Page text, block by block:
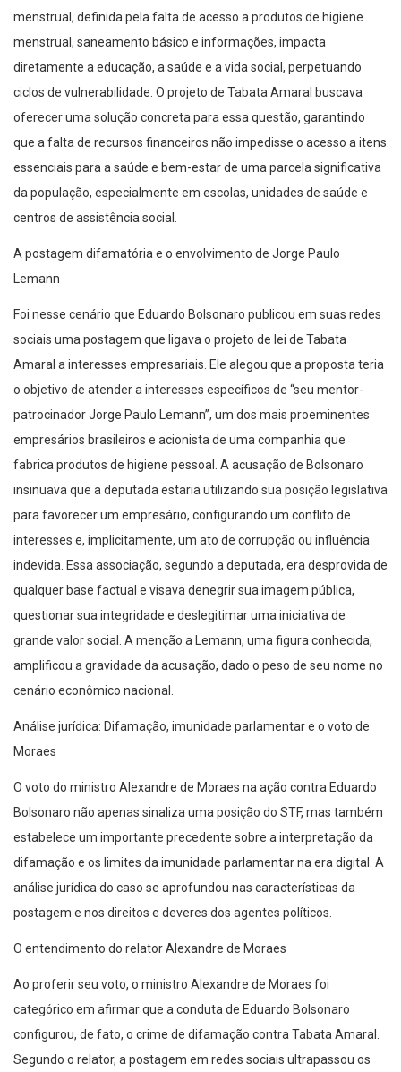
menstrual, definida pela falta de acesso a produtos de higiene
menstrual, saneamento básico e informações, impacta
diretamente a educação, a saúde e a vida social, perpetuando
ciclos de vulnerabilidade. O projeto de Tabata Amaral buscava
oferecer uma solução concreta para essa questão, garantindo
que a falta de recursos financeiros não impedisse o acesso a itens
essenciais para a saúde e bem-estar de uma parcela significativa
da população, especialmente em escolas, unidades de saúde e
centros de assistência social.
A postagem difamatória e o envolvimento de Jorge Paulo
Lemann
Foi nesse cenário que Eduardo Bolsonaro publicou em suas redes
sociais uma postagem que ligava o projeto de lei de Tabata
Amaral a interesses empresariais. Ele alegou que a proposta teria
o objetivo de atender a interesses específicos de “seu mentor-
patrocinador Jorge Paulo Lemann”, um dos mais proeminentes
empresários brasileiros e acionista de uma companhia que
fabrica produtos de higiene pessoal. A acusação de Bolsonaro
insinuava que a deputada estaria utilizando sua posição legislativa
para favorecer um empresário, configurando um conflito de
interesses e, implicitamente, um ato de corrupção ou influência
indevida. Essa associação, segundo a deputada, era desprovida de
qualquer base factual e visava denegrir sua imagem pública,
questionar sua integridade e deslegitimar uma iniciativa de
grande valor social. A menção a Lemann, uma figura conhecida,
amplificou a gravidade da acusação, dado o peso de seu nome no
cenário econômico nacional.
Análise jurídica: Difamação, imunidade parlamentar e o voto de
Moraes
O voto do ministro Alexandre de Moraes na ação contra Eduardo
Bolsonaro não apenas sinaliza uma posição do STF, mas também
estabelece um importante precedente sobre a interpretação da
difamação e os limites da imunidade parlamentar na era digital. A
análise jurídica do caso se aprofundou nas características da
postagem e nos direitos e deveres dos agentes políticos.
O entendimento do relator Alexandre de Moraes
Ao proferir seu voto, o ministro Alexandre de Moraes foi
categórico em afirmar que a conduta de Eduardo Bolsonaro
configurou, de fato, o crime de difamação contra Tabata Amaral.
Segundo o relator, a postagem em redes sociais ultrapassou os